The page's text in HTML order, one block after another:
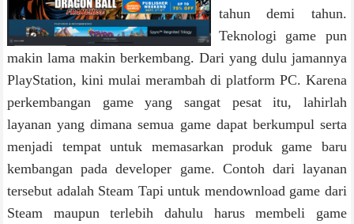
tahun demi tahun.
Teknologi game pun
makin lama makin berkembang. Dari yang dulu jamannya
PlayStation, kini mulai merambah di platform PC. Karena
perkembangan game yang sangat pesat itu, lahirlah
layanan yang dimana semua game dapat berkumpul serta
menjadi tempat untuk memasarkan produk game baru
kembangan pada developer game. Contoh dari layanan
tersebut adalah Steam Tapi untuk mendownload game dari
Steam maupun terlebih dahulu harus membeli game